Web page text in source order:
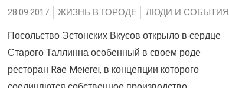
28.09.2017 ЖИЗНЬ В ГОРОДЕ ЛЮДИ И СОБЫТИЯ
Посольство Эстонских Вкусов открыло в сердце
Старого Таллинна особенный в своем роде
ресторан Rae Meierei, в концепции которого